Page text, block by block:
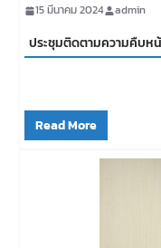
15 มีนาคม 2024 admin
ประชุมติดตามความคืบหน้
Read More